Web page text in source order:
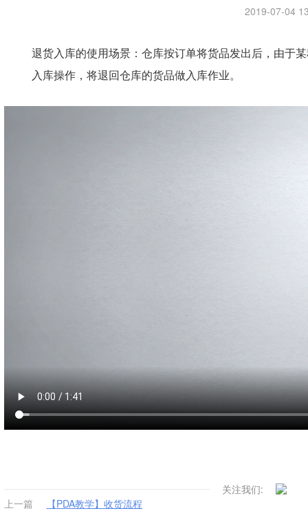
2019-07-04
退货入库的使用场景：仓库按订单将货品发出后，由于
入库操作，将退回仓库的货品做入库作业。
关注我们:
上一篇
【PDA教学】收货流程